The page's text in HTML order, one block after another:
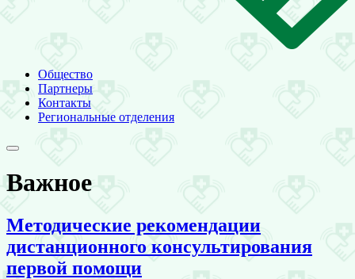
Общество
Партнеры
Контакты
Региональные отделения
Важное
Методические рекомендации
дистанционного консультирования
первой помощи